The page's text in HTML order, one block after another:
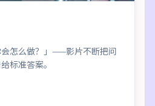
会怎么做？」——影片不断把问
标准答案。